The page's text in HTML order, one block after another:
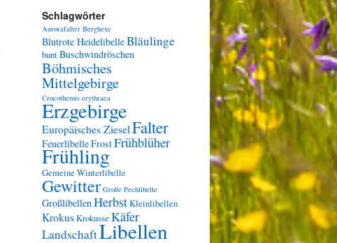
Schlagwörter
Aurorafalter Berghexe
Blutrote HeidelibelleBläulinge
buntBuschwindröschen
Böhmisches
Mittelgebirge
Crocothemis erythraea
Erzgebirge
Europäisches ZieselFalter
FeuerlibelleFrostFrühblüher
Frühling
Gemeine Winterlibelle
Gewitter Große Pechlibelle
GroßlibellenHerbstKleinlibellen
KrokusKrokusse Käfer
LandschaftLibellen